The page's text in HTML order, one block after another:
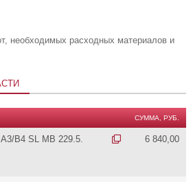
необходимых расходных материалов и
СУММА, РУБ.
B4 SL MB 229.5.
6 840,00